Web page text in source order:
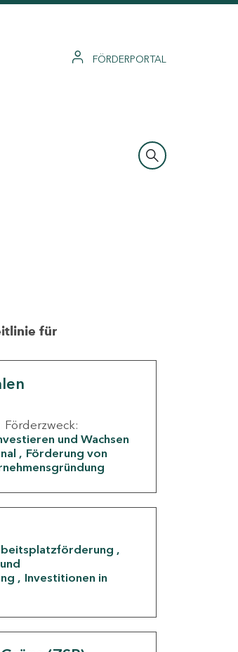
FÖRDERPORTAL
für
Förderzweck:
und Wachsen
Förderung von
Investitionen in